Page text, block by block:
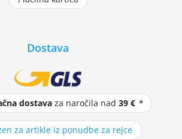
Dostava
dostava za naročila nad39 € *
za artikle iz ponudbe za rejce